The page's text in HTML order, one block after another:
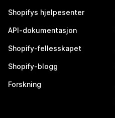
Shopifys hjelpesenter
API-dokumentasjon
Shopify-fellesskapet
Shopify-blogg
Forskning